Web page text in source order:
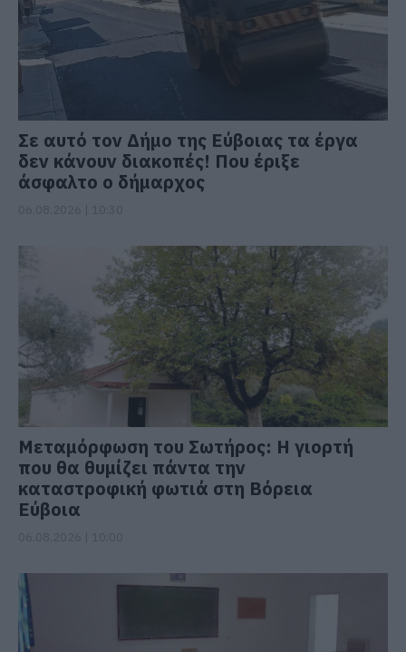
Σε αυτό τον Δήμο της Εύβοιας τα έργα
δεν κάνουν διακοπές! Που έριξε
άσφαλτο ο δήμαρχος
Μεταμόρφωση του Σωτήρος: Η γιορτή
που θα θυμίζει πάντα την
καταστροφική φωτιά στη Βόρεια
Εύβοια